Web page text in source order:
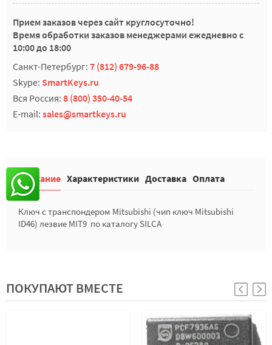
Прием заказов через сайт круглосуточно!
Время обработки заказов менеджерами ежедневно с
10:00 до 18:00
Санкт-Петербург: 7 (812) 679-96-88
Skype: SmartKeys.ru
Вся Россия: 8 (800) 350-40-54
E-mail: sales@smartkeys.ru
Описание Характеристики Доставка Оплата
Ключ с транспондером Mitsubishi (чип ключ Mitsubishi
ID46) лезвие MIT9 по каталогу SILCA
ПОКУПАЮТ ВМЕСТЕ